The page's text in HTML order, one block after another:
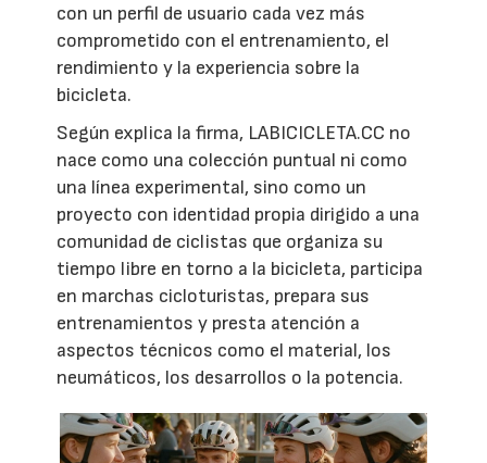
con un perfil de usuario cada vez más
comprometido con el entrenamiento, el
rendimiento y la experiencia sobre la
bicicleta.
Según explica la firma, LABICICLETA.CC no
nace como una colección puntual ni como
una línea experimental, sino como un
proyecto con identidad propia dirigido a una
comunidad de ciclistas que organiza su
tiempo libre en torno a la bicicleta, participa
en marchas cicloturistas, prepara sus
entrenamientos y presta atención a
aspectos técnicos como el material, los
neumáticos, los desarrollos o la potencia.